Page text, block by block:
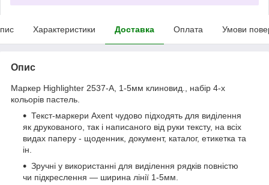
Характеристики Доставка Оплата Умови
Опис
Маркер Highlighter 2537-A, 1-5мм клиновид., набір 4-х
кольорів пастель.
Текст-маркери Axent чудово підходять для виділення
як друкованого, так і написаного від руки тексту, на всіх
видах паперу - щоденник, документ, каталог, етикетка та
ін.
Зручні у використанні для виділення рядків повністю
чи підкреслення — ширина лінії 1-5мм.